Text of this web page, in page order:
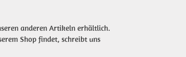
anderen Artikeln erhältlich.
Shop findet, schreibt uns